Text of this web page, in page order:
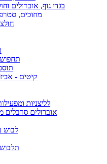
בגדי גוף, אוברולים
מחוכים,
קיטים -
לליצניות
אוברולים סרבלים
לבוש